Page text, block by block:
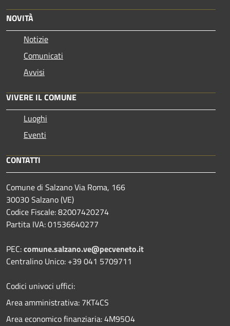
NOVITÀ
Notizie
Comunicati
Avvisi
VIVERE IL COMUNE
Luoghi
Eventi
CONTATTI
Comune di Salzano Via Roma, 166
30030 Salzano (VE)
Codice Fiscale: 82007420274
Partita IVA: 01536640277
PEC:comune.salzano.ve@pecveneto.it
Centralino Unico: +39 041 5709711
Codici univoci uffici:
Area amministrativa: 7KT4CS
Area economico finanziaria: 4M95O4